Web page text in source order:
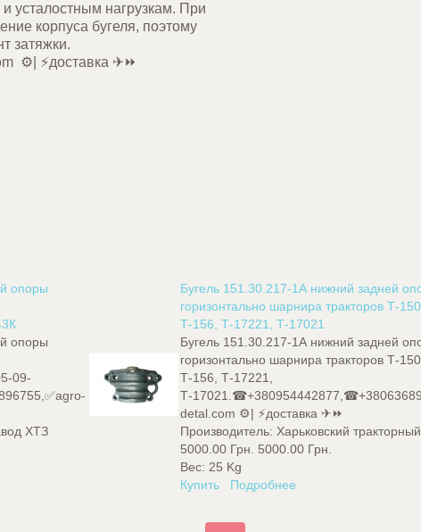
усталостным нагрузкам. При
корпуса бугеля, поэтому
момент затяжки.
⚙️| ⚡доставка ✈⏩
опоры
опоры
09-
ХТЗ
Бугель 151.30.217-1А нижний задней
горизонтально шарнира тракторов Т-
Т-156, Т-17221, Т-17021
Бугель 151.30.217-1А нижний задней
горизонтально шарнира тракторов Т-
Т-156, Т-17221,
Т-
detal.com ⚙️| ⚡доставка ✈⏩
Производитель:Харьковский
5000.00 Грн. 5000.00 Грн.
Вес:25 Kg
Купить
Подробнее